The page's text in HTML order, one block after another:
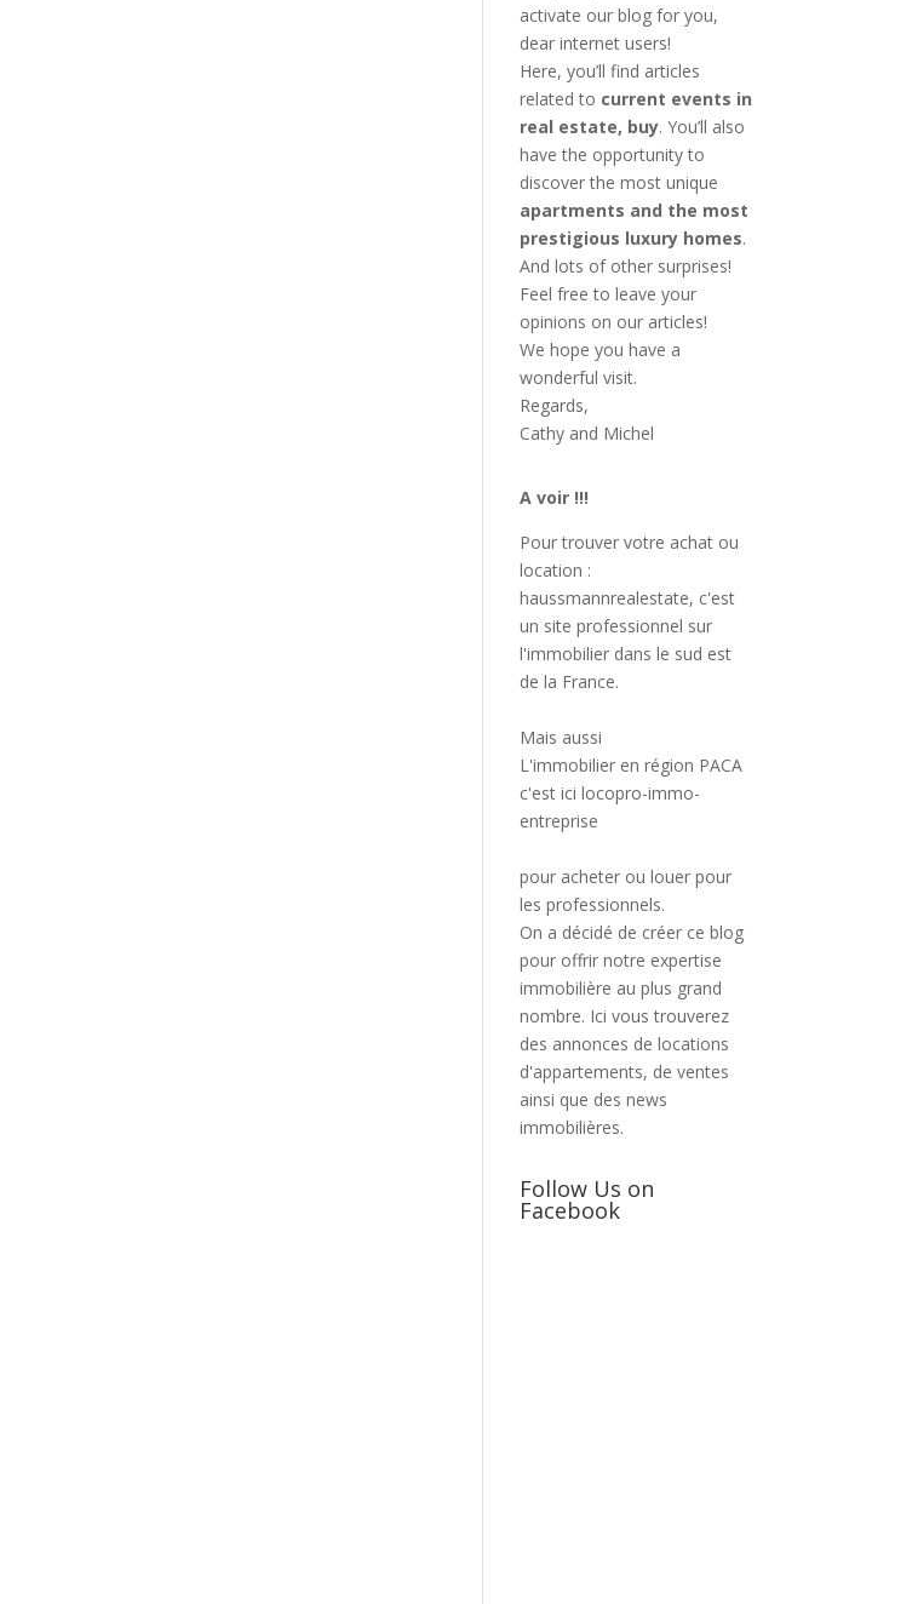
activate our blog for you,
dear internet users!
Here, you’ll find articles
related to current events in
real estate, buy. You’ll also
have the opportunity to
discover the most unique
apartments and the most
prestigious luxury homes.
And lots of other surprises!
Feel free to leave your
opinions on our articles!
We hope you have a
wonderful visit.
Regards,
Cathy and Michel
A voir !!!
Pour trouver votre achat ou
location :
haussmannrealestate, c'est
un site professionnel sur
l'immobilier dans le sud est
de la France.
Mais aussi
L'immobilier en région PACA
c'est icilocopro-immo-
entreprise
pour acheter ou louer pour
les professionnels.
On a décidé de créer ce blog
pour offrir notre expertise
immobilière au plus grand
nombre. Ici vous trouverez
des annonces de locations
d'appartements, de ventes
ainsi que des news
immobilières.
Follow Us on
Facebook